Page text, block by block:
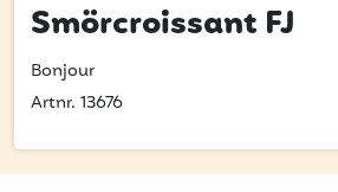
Hållbarhet
Jobba hos oss
Smörcroissant FJ
Bonjour
Artnr. 13676